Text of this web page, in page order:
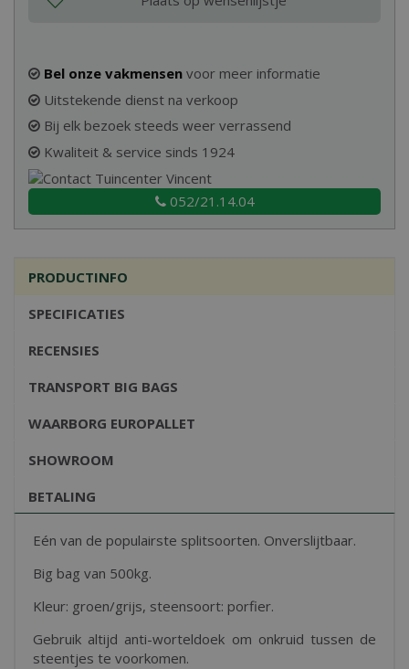
Bel onze vakmensen voor meer informatie
Uitstekende dienst na verkoop
Bij elk bezoek steeds weer verrassend
Kwaliteit & service sinds 1924
052/21.14.04
PRODUCTINFO
SPECIFICATIES
RECENSIES
TRANSPORT BIG BAGS
WAARBORG EUROPALLET
SHOWROOM
BETALING
Eén van de populairste splitsoorten. Onverslijtbaar.
Big bag van 500kg.
Kleur: groen/grijs, steensoort: porfier.
Gebruik altijd anti-worteldoek om onkruid tussen de
steentjes te voorkomen.